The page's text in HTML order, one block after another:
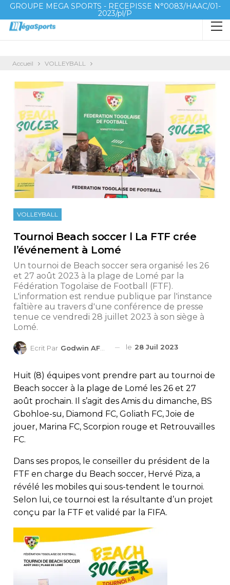
GROUPE MEGA SPORTS - RECEPISSE N°0083/HAAC/01-
2023/pl/P
Accueil VOLLEYBALL
VOLLEYBALL
Tournoi Beach soccer l La FTF crée
l’événement à Lomé
Un tournoi de Beach soccer sera organisé les 26
et 27 août 2023 à la plage de Lomé par la
Fédération Togolaise de Football (FTF).
L'information est rendue publique par l'instance
faîtière au travers d'une conférence de presse
tenue ce vendredi 28 juillet 2023 à son siège à
Lomé.
Ecrit Par Godwin AFEDO le 28 Juil 2023
Huit (8) équipes vont prendre part au tournoi de
Beach soccer à la plage de Lomé les 26 et 27
août prochain. Il s’agit des Amis du dimanche, BS
Gbohloe-su, Diamond FC, Goliath FC, Joie de
jouer, Marina FC, Scorpion rouge et Retrouvailles
FC.
Dans ses propos, le conseiller du président de la
FTF en charge du Beach soccer, Hervé Piza, a
révélé les mobiles qui sous-tendent le tournoi.
Selon lui, ce tournoi est la résultante d’un projet
conçu par la FTF et validé par la FIFA.